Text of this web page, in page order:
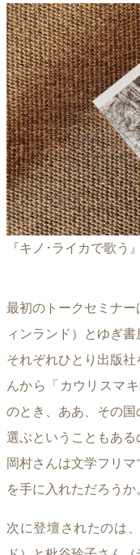
『キノ･ライカで歌う』
最初のトークセミナ
ィンランド）とゆぎ
それぞれひとり出版
んから「カウリスマ
のとき、ああ、その
選ぶということもあ
岡村さんは文学フリ
を手に入れただろうか
次に登壇されたのは